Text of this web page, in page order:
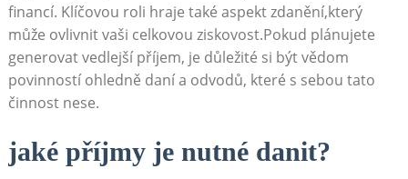
financí. Klíčovou roli hraje také aspekt zdanění,který
může‍ ovlivnit vaši⁢ celkovou ziskovost.Pokud plánujete​
generovat vedlejší‍ příjem, je důležité si⁤ být vědom
⁢povinností​ ohledně daní⁣ a odvodů, které s sebou⁣ tato
činnost nese.
jaké příjmy ​je⁣ nutné danit?